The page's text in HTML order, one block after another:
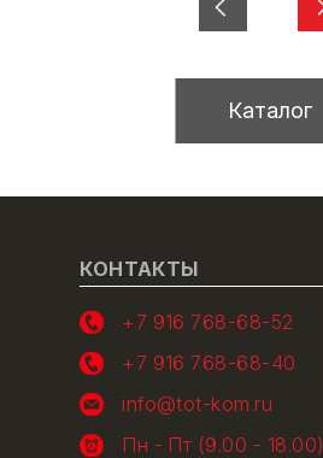
Каталог
КОНТАКТЫ
+7 916 768-68-52
+7 916 768-68-40
info@tot-kom.ru
Пн - Пт (9.00 - 18.00)